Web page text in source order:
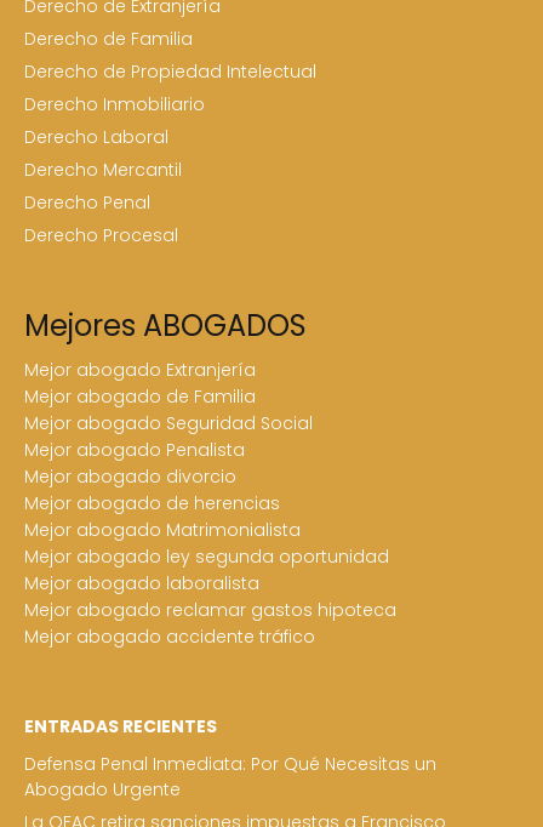
Derecho de Extranjería
Derecho de Familia
Derecho de Propiedad Intelectual
Derecho Inmobiliario
Derecho Laboral
Derecho Mercantil
Derecho Penal
Derecho Procesal
Mejores ABOGADOS
Mejor abogado Extranjería
Mejor abogado de Familia
Mejor abogado Seguridad Social
Mejor abogado Penalista
Mejor abogado divorcio
Mejor abogado de herencias
Mejor abogado Matrimonialista
Mejor abogado ley segunda oportunidad
Mejor abogado laboralista
Mejor abogado reclamar gastos hipoteca
Mejor abogado accidente tráfico
ENTRADAS RECIENTES
Defensa Penal Inmediata: Por Qué Necesitas un
Abogado Urgente
La OFAC retira sanciones impuestas a Francisco